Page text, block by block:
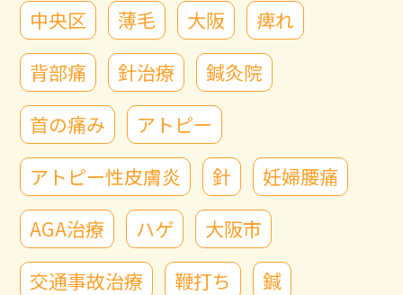
中央区
薄毛 大阪
痺れ
背部痛
針治療
鍼灸院
首の痛み
アトピー
アトピー性皮膚炎
針
妊婦腰痛
AGA治療
ハゲ
大阪市
交通事故治療
鞭打ち
鍼